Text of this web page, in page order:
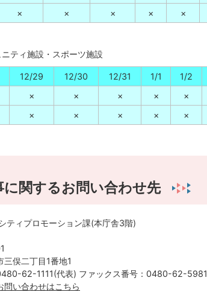
× × × × ×
ティ施設・スポーツ施設
12/29 12/30 12/31 1/1 1/2
× × × × ×
× × × × ×
に関するお問い合わせ先
ティプロモーション課(本庁舎3階)
三俣二丁目1番地1
62-1111(代表) ファックス番号：0480-62-5981
問い合わせはこちら